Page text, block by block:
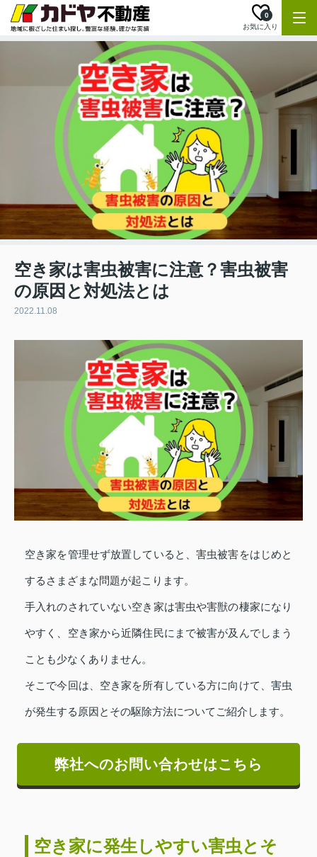
お気に入り
0
空き家は害虫被害に注意？害虫被害
の原因と対処法とは
2022.11.08
空き家を管理せず放置していると、害虫被害をはじめと
するさまざまな問題が起こります。
手入れのされていない空き家は害虫や害獣の棲家になり
やすく、空き家から近隣住民にまで被害が及んでしまう
ことも少なくありません。
そこで今回は、空き家を所有している方に向けて、害虫
が発生する原因とその駆除方法についてご紹介します。
弊社へのお問い合わせはこちら
空き家に発生しやすい害虫とそ